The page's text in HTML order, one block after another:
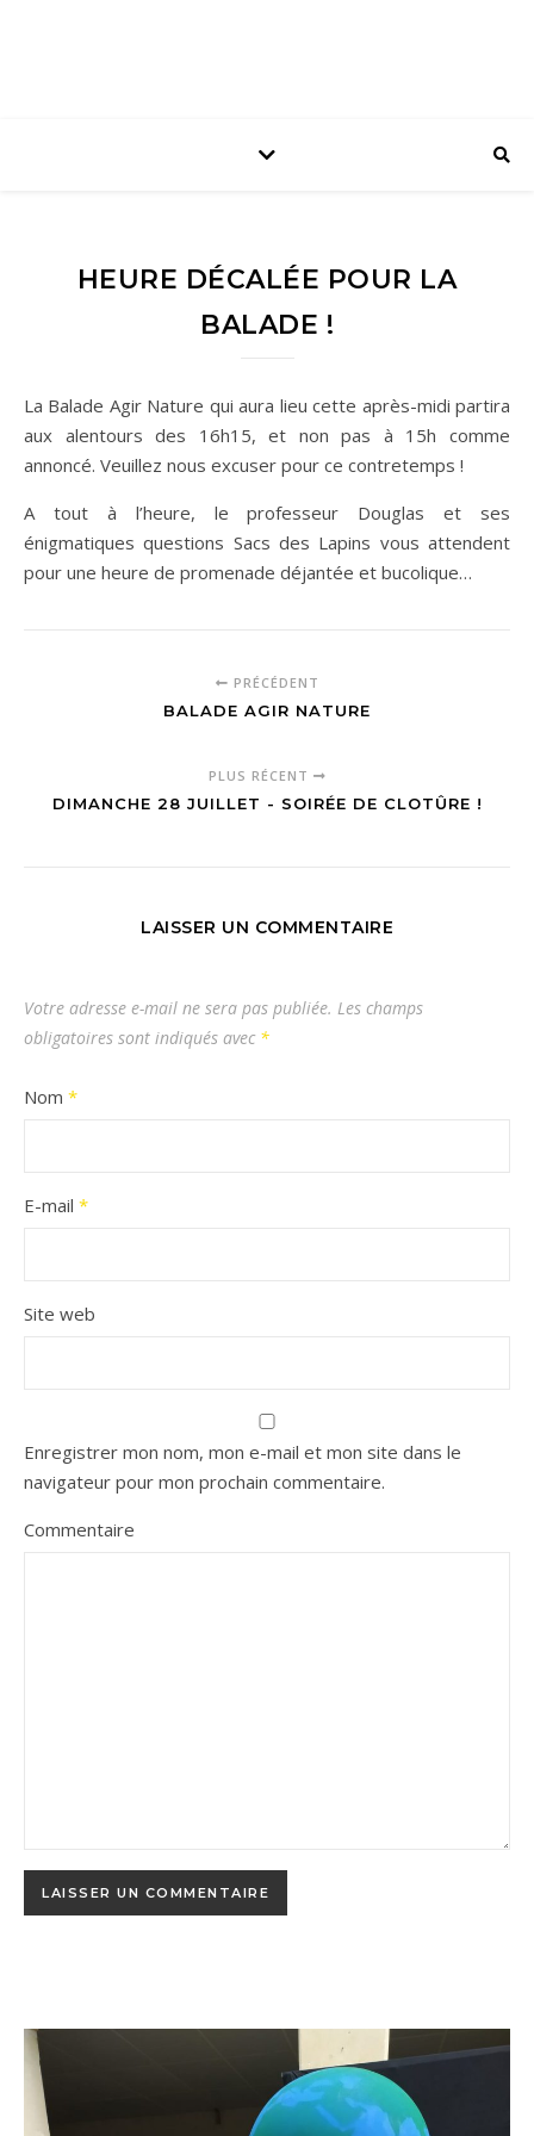
HEURE DÉCALÉE POUR LA
BALADE !
La Balade Agir Nature qui aura lieu cette après-midi partira
aux alentours des 16h15, et non pas à 15h comme
annoncé. Veuillez nous excuser pour ce contretemps !
A tout à l’heure, le professeur Douglas et ses
énigmatiques questions Sacs des Lapins vous attendent
pour une heure de promenade déjantée et bucolique…
PRÉCÉDENT
BALADE AGIR NATURE
PLUS RÉCENT
DIMANCHE 28 JUILLET - SOIRÉE DE CLOTÛRE !
LAISSER UN COMMENTAIRE
Votre adresse e-mail ne sera pas publiée. Les champs
obligatoires sont indiqués avec *
Nom *
E-mail *
Site web
Enregistrer mon nom, mon e-mail et mon site dans le
navigateur pour mon prochain commentaire.
Commentaire